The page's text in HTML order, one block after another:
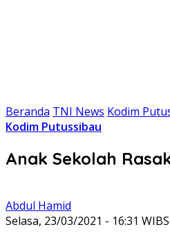
Beranda TNI News Kodim
Kodim Putussibau
Anak Sekolah
Abdul Hamid
Selasa, 23/03/2021 - 16:31 WIB